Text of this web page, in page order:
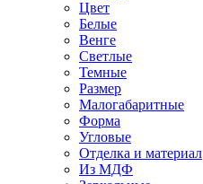
Цвет
Белые
Венге
Светлые
Темные
Размер
Малогабаритные
Форма
Угловые
Отделка и материал
Из МДФ